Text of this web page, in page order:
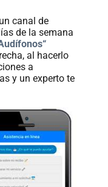
canal de
de la semana
al hacerlo
a
y un experto te